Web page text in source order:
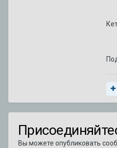
Вы можете опубликовать